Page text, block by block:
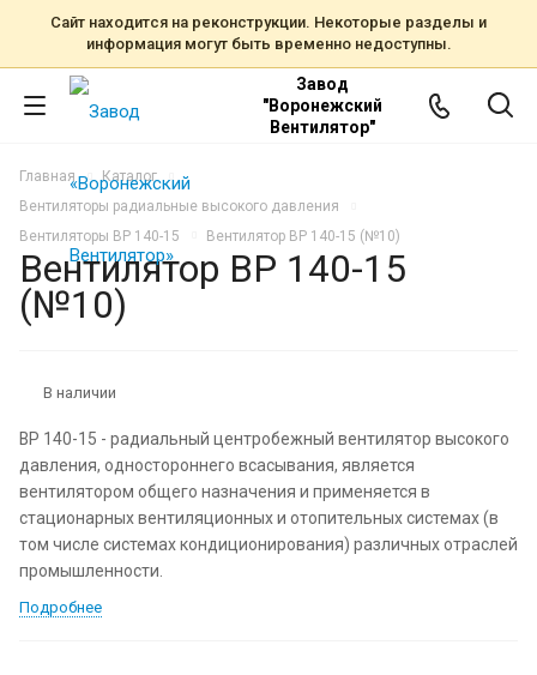
Сайт находится на реконструкции. Некоторые разделы и
информация могут быть временно недоступны.
Завод
"Воронежский
Вентилятор"
Главная
Каталог
Вентиляторы радиальные высокого давления
Вентиляторы ВР 140-15
Вентилятор ВР 140-15 (№10)
Вентилятор ВР 140-15
(№10)
В наличии
ВР 140-15 - радиальный центробежный вентилятор высокого
давления, одностороннего всасывания, является
вентилятором общего назначения и применяется в
стационарных вентиляционных и отопительных системах (в
том числе системах кондиционирования) различных отраслей
промышленности.
Подробнее